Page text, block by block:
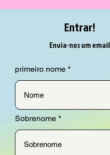
Entrar!
Envia-nos um email
primeiro nome
Sobrenome